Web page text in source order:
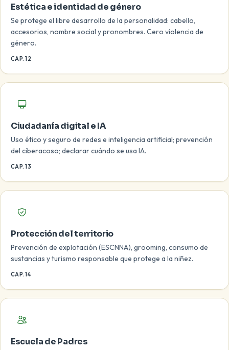
Estética e identidad de género
Se protege el libre desarrollo de la personalidad: cabello,
accesorios, nombre social y pronombres. Cero violencia de
género.
CAP. 12
Ciudadanía digital e IA
Uso ético y seguro de redes e inteligencia artificial; prevención
del ciberacoso; declarar cuándo se usa IA.
CAP. 13
Protección del territorio
Prevención de explotación (ESCNNA), grooming, consumo de
sustancias y turismo responsable que protege a la niñez.
CAP. 14
Escuela de Padres